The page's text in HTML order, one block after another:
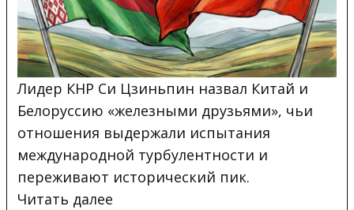
Лидер КНР Си Цзиньпин назвал Китай и
Белоруссию «железными друзьями», чьи
отношения выдержали испытания
международной турбулентности и
переживают исторический пик.
Читать далее